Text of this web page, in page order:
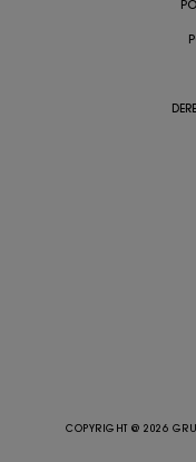
COPYRIGHT @ 2026